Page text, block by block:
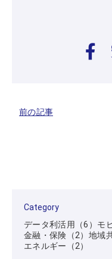
前の記事
Category
データ利活用（6） モ
金融・保険（2） 地域
エネルギー（2）